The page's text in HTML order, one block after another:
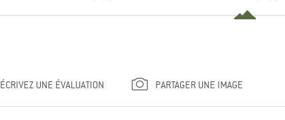
ÉCRIVEZ UNE ÉVALUATION PARTAGER UNE IMAGE